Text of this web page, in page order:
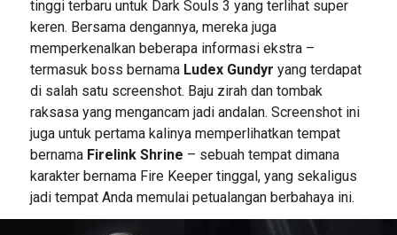
tinggi terbaru untuk Dark Souls 3 yang terlihat super
keren. Bersama dengannya, mereka juga
memperkenalkan beberapa informasi ekstra –
termasuk boss bernama Ludex Gundyr yang terdapat
di salah satu screenshot. Baju zirah dan tombak
raksasa yang mengancam jadi andalan. Screenshot ini
juga untuk pertama kalinya memperlihatkan tempat
bernama Firelink Shrine – sebuah tempat dimana
karakter bernama Fire Keeper tinggal, yang sekaligus
jadi tempat Anda memulai petualangan berbahaya ini.